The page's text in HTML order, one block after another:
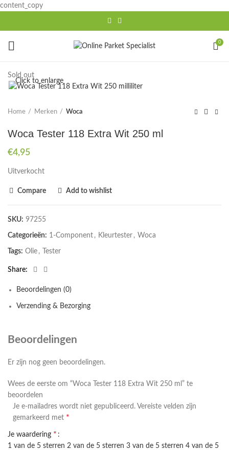
content_copy
0
Sold out
Click to enlarge
Home Merken Woca
Woca Tester 118 Extra Wit 250 ml
€4,95
Uitverkocht
Compare Add to wishlist
SKU: 97255
Categorieën: 1-Component , Kleurtester , Woca
Tags: Olie , Tester
Share
Beoordelingen (0)
Verzending & Bezorging
Beoordelingen
Er zijn nog geen beoordelingen.
Wees de eerste om “Woca Tester 118 Extra Wit 250 ml” te
beoordelen
Je e-mailadres wordt niet gepubliceerd. Vereiste velden zijn
gemarkeerd met *
Je waardering *
1 van de 5 sterren 2 van de 5 sterren 3 van de 5 sterren 4 van de 5